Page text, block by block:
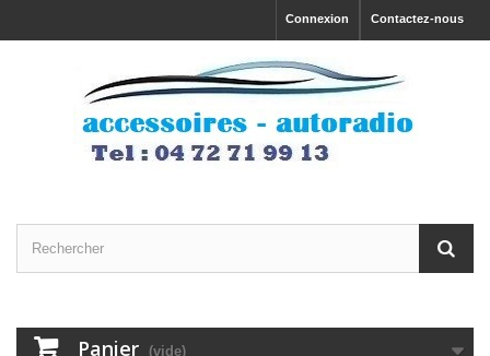
Contactez-nous
Connexion
Panier (vide)